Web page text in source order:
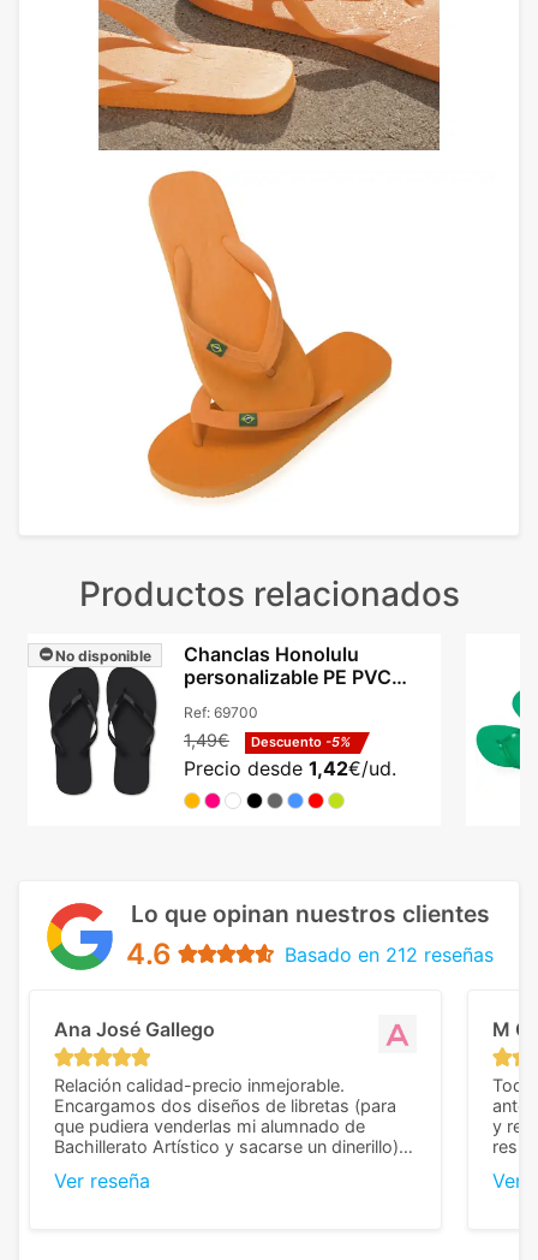
Productos relacionados
No disponible
Chanclas Honolulu
personalizable PE PVC
Ref: 69700
1,49€ Descuento -5%
Precio desde 1,42€/ud.
Lo que opinan nuestros clientes
4.6 Basado en 212 reseñas
Ana José Gallego
Relación calidad-precio inmejorable.
Encargamos dos diseños de libretas (para
que pudiera venderlas mi alumnado de
Bachillerato Artístico y sacarse un dinerillo) y
diferencia, con libretas de muy buena calidad
Ver reseña
M C
Todo
y
Ver